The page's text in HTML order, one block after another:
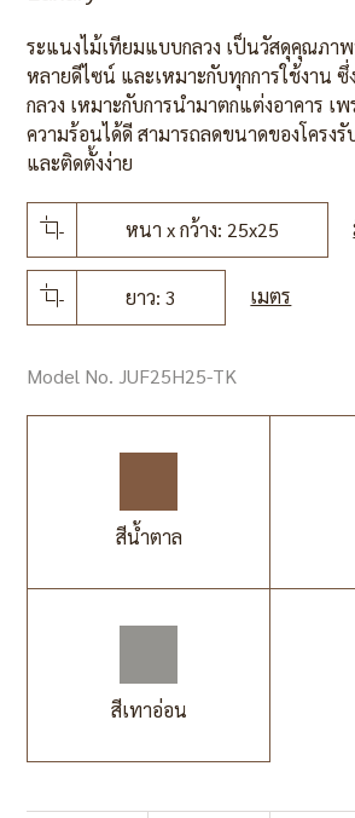
ระแนงไม้เทียมแบบกลวง เป็นวัสดุคุณภา
หลายดีไซน์ และเหมาะกับทุกการใช้งาน
กลวง เหมาะกับการนำมาตกแต่งอาคาร เ
ความร้อนได้ดี สามารถลดขนาดของโครง
และติดตั้งง่าย
หนา x กว้าง: 25x25
ยาว: 3 เมตร
Model No. JUF25H25-TK
สีน้ำตาล
สีเทาอ่อน